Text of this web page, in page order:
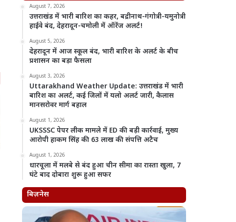
August 7, 2026
उत्तराखंड में भारी बारिश का कहर, बद्रीनाथ-गंगोत्री-यमुनोत्री
हाईवे बंद, देहरादून-चमोली में ऑरेंज अलर्ट!
August 5, 2026
देहरादून में आज स्कूल बंद, भारी बारिश के अलर्ट के बीच
प्रशासन का बड़ा फैसला
August 3, 2026
Uttarakhand Weather Update: उत्तराखंड में भारी
बारिश का अलर्ट, कई जिलों में यलो अलर्ट जारी, कैलास
मानसरोवर मार्ग बहाल
August 1, 2026
UKSSSC पेपर लीक मामले में ED की बड़ी कार्रवाई, मुख्य
आरोपी हाकम सिंह की 63 लाख की संपत्ति अटैच
August 1, 2026
धारचूला में मलबे से बंद हुआ चीन सीमा का रास्ता खुला, 7
घंटे बाद दोबारा शुरू हुआ सफर
बिज़नेस